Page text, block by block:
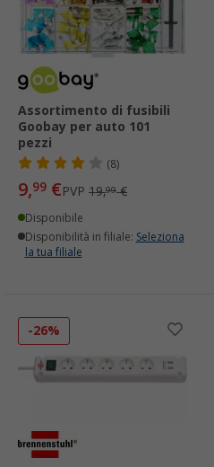
Assortimento di fusibili
Goobay per auto 101
pezzi
(8)
9,99 €PVP 19,99€
Disponibile
Disponibilità in filiale: Seleziona
la tua filiale
-26%